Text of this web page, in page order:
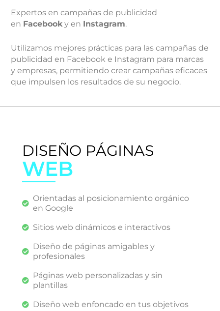
Expertos en campañas de publicidad
en Facebooky en Instagram.
Utilizamos mejores prácticas para las campañas de
publicidad en Facebook e Instagram para marcas
y empresas, permitiendo crear campañas eficaces
que impulsen los resultados de su negocio.
DISEÑO PÁGINAS
WEB
Orientadas al posicionamiento orgánico
en Google
Sitios web dinámicos e interactivos
Diseño de páginas amigables y
profesionales
Páginas web personalizadas y sin
plantillas
​Diseño web enfoncado en tus objetivos